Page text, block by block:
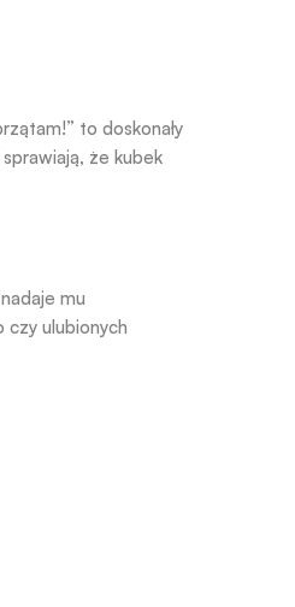
to doskonały
że kubek
mu
ulubionych